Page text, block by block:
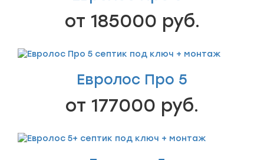
от 185000 руб.
Евролос Про 5
от 177000 руб.